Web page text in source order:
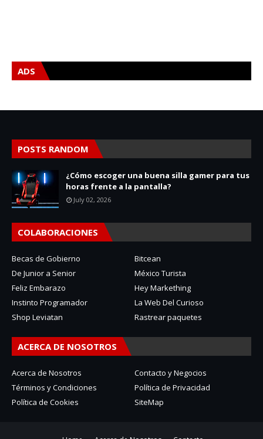
ADS
POSTS RANDOM
¿Cómo escoger una buena silla gamer para tus
horas frente a la pantalla?
July 02, 2026
COLABORACIONES
Becas de Gobierno
Bitcean
De Junior a Senior
México Turista
Feliz Embarazo
Hey Markething
Instinto Programador
La Web Del Curioso
Shop Leviatan
Rastrear paquetes
ACERCA DE NOSOTROS
Acerca de Nosotros
Contacto y Negocios
Términos y Condiciones
Política de Privacidad
Política de Cookies
SiteMap